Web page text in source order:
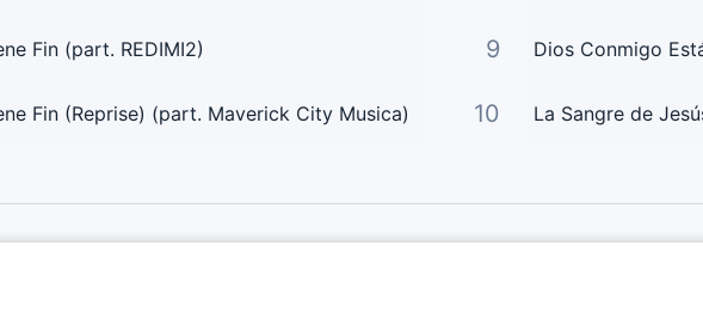
Fin (part. REDIMI2)
Fin (Reprise) (part. Maverick City Musica)
9 Dios Conmigo
10 La Sangre de